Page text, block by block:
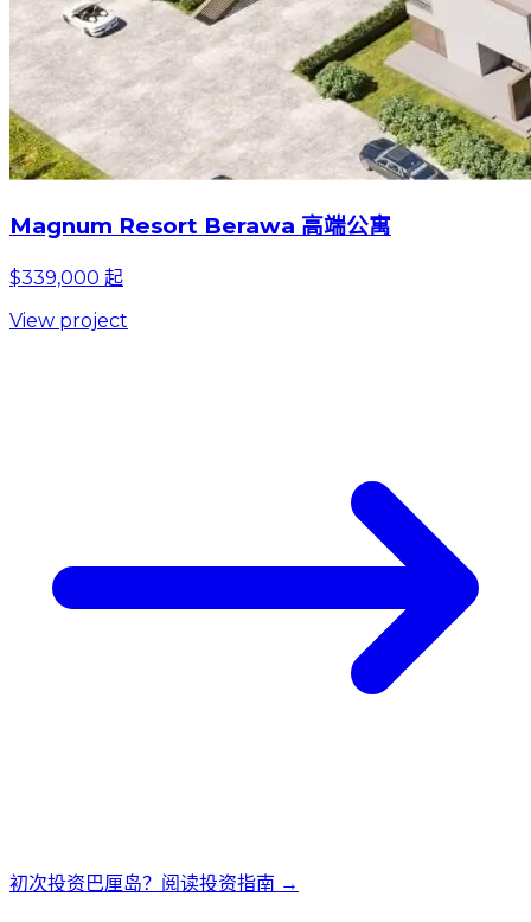
Magnum Resort Berawa 高端公寓
$339,000 起
View project
初次投资巴厘岛？阅读投资指南 →